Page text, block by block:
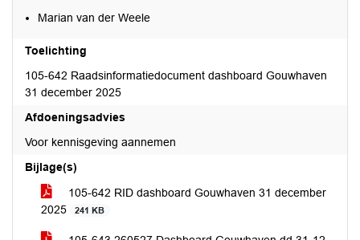
Marian van der Weele
Toelichting
105-642 Raadsinformatiedocument dashboard Gouwhaven
31 december 2025
Afdoeningsadvies
Voor kennisgeving aannemen
Bijlage(s)
105-642 RID dashboard Gouwhaven 31 december
2025
241 KB